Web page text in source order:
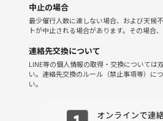
り上がりました。
・今回参加者様の推し作品も、決まり次
・推しジャンルやオタ活歴不問、誰でも
・プレゼン初体験の方もフォローいたし
中止の場合
最少催行人数に達しない場合、および天候
トが中止される場合があります。その場合
連絡先交換について
LINE等の個人情報の取得・交換については
い。連絡先交換のルール（禁止事項等）に
い。